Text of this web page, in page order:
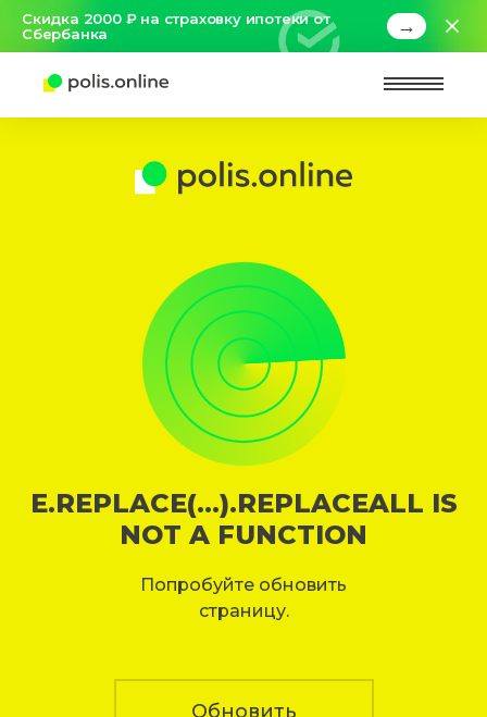
Скидка 2000 ₽ на страховку ипотеки от
Сбербанка
→
E.REPLACE(...).REPLACEALL IS
NOT A FUNCTION
Попробуйте обновить
страницу.
Обновить